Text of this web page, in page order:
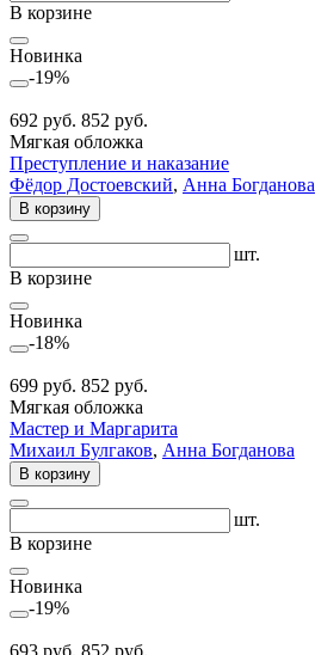
В корзине
Новинка
-19%
692 руб. 852 руб.
Мягкая обложка
Преступление и наказание
Фёдор Достоевский, Анна Богданова
В корзину
шт.
В корзине
Новинка
-18%
699 руб. 852 руб.
Мягкая обложка
Мастер и Маргарита
Михаил Булгаков, Анна Богданова
В корзину
шт.
В корзине
Новинка
-19%
693 руб. 852 руб.